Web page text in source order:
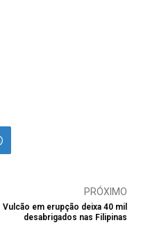
PRÓXIMO
Vulcão em erupção deixa 40 mil
desabrigados nas Filipinas